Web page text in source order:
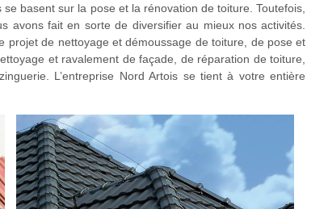
basent sur la pose et la rénovation de toiture. Toutefois,
avons fait en sorte de diversifier au mieux nos activités.
projet de nettoyage et démoussage de toiture, de pose et
et ravalement de façade, de réparation de toiture,
L’entreprise Nord Artois se tient à votre entière